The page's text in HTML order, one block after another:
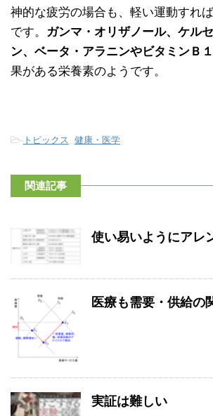
神的な疲労の場合も、軽い運動すれ
です。
ガンマ・オリザノール、ケル
ン、ベータ・アラニンやビタミンＢ１
果がある栄養素のようです。
- トピックス 健康・医学
関連記事
使い易いようにアレ
医療も需要・供給の
実証は難しい